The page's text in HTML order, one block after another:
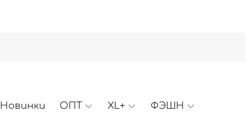
Новинки ОПТ XL+ ФЭШН